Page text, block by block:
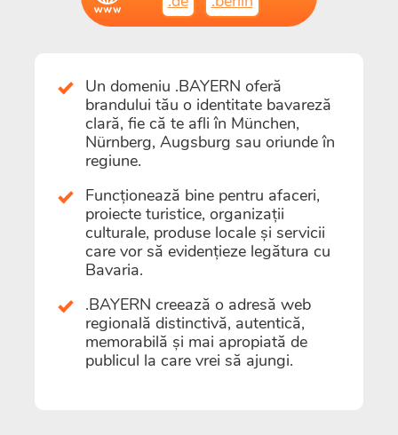
Un domeniu .BAYERN oferă
brandului tău o identitate bavareză
clară, fie că te afli în München,
Nürnberg, Augsburg sau oriunde în
regiune.
Funcționează bine pentru afaceri,
proiecte turistice, organizații
culturale, produse locale și servicii
care vor să evidențieze legătura cu
Bavaria.
.BAYERN creează o adresă web
regională distinctivă, autentică,
memorabilă și mai apropiată de
publicul la care vrei să ajungi.